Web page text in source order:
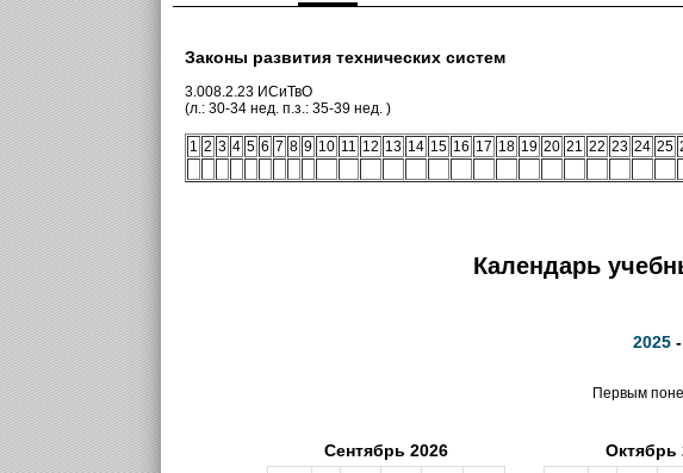
Законы развития технических систем
3.008.2.23 ИСиТвО
(л.: 30-34 нед. п.з.: 35-39 нед. )
1 2 3 4 5 6 7 8 9 10 11 12 13 14 15 16 17 18 19 20 21 22 23 24 25
Календарь
2025-
Первым
Сентябрь 2026 Октябрь